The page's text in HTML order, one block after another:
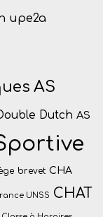
upe2a
AS
Dutch AS
brevet CHA
UNSS CHAT